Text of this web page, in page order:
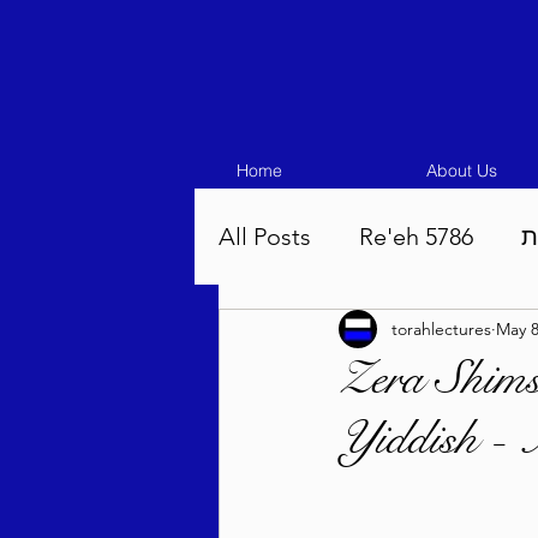
Home About Us
All Posts Re'eh 5786
Eikev 5786
Pinchas 5786 Balak
Zera
Yiddish -
torahlectures May